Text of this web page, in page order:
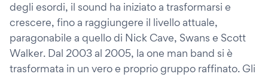
degli esordi, il sound ha iniziato a trasformarsi e
crescere, fino a raggiungere il livello attuale,
paragonabile a quello di Nick Cave, Swans e Scott
Walker. Dal 2003 al 2005, la one man band si è
trasformata in un vero e proprio gruppo raffinato. Gli